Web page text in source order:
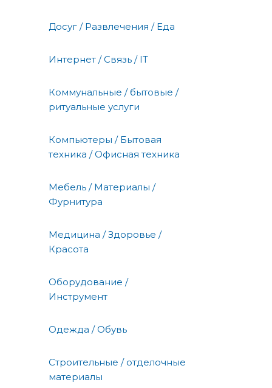
Досуг / Развлечения / Еда
Интернет / Связь / IT
Коммунальные / бытовые /
ритуальные услуги
Компьютеры / Бытовая
техника / Офисная техника
Мебель / Материалы /
Фурнитура
Медицина / Здоровье /
Красота
Оборудование /
Инструмент
Одежда / Обувь
Строительные / отделочные
материалы